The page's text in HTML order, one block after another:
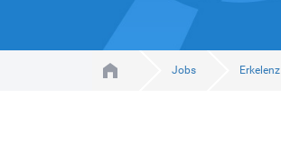
Jobs Erkelenz